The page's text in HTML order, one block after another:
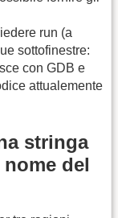
run (a
sottofinestre:
con GDB e
attualemente
stringa
del